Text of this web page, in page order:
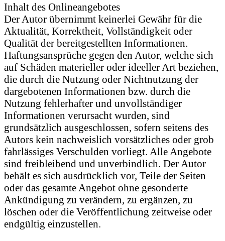
Inhalt des Onlineangebotes
Der Autor übernimmt keinerlei Gewähr für die
Aktualität, Korrektheit, Vollständigkeit oder
Qualität der bereitgestellten Informationen.
Haftungsansprüche gegen den Autor, welche sich
auf Schäden materieller oder ideeller Art beziehen,
die durch die Nutzung oder Nichtnutzung der
dargebotenen Informationen bzw. durch die
Nutzung fehlerhafter und unvollständiger
Informationen verursacht wurden, sind
grundsätzlich ausgeschlossen, sofern seitens des
Autors kein nachweislich vorsätzliches oder grob
fahrlässiges Verschulden vorliegt. Alle Angebote
sind freibleibend und unverbindlich. Der Autor
behält es sich ausdrücklich vor, Teile der Seiten
oder das gesamte Angebot ohne gesonderte
Ankündigung zu verändern, zu ergänzen, zu
löschen oder die Veröffentlichung zeitweise oder
endgültig einzustellen.